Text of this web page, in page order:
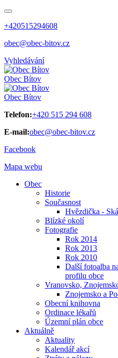
+420515294608
obec@obec-bitov.cz
Vyhledávání
Obec Bítov
Obec Bítov
Telefon:+420 515 294 608
E-mail:obec@obec-bitov.cz
Facebook
Mapa webu
Obec
Historie
Současnost
Hvězdička -
Blízké okolí
Fotografie
Rok 2014
Rok 2013
Rok 2010
Další fotoalba
profilu obce
Vranovsko,
Znojemsko a
Obecní knihovna
Ordinace lékařů
Územní plán obce
Aktuálně
Aktuality
Kalendář akcí